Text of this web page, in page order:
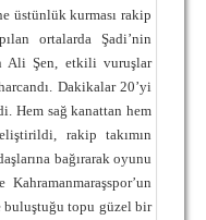
üstünlük kurması rakip
ortalarda Şadi’nin
Ali Şen, etkili vuruşlar
Dakikalar 20’yi
Hem sağ kanattan hem
rakip takımın
bağırarak oyunu
buluştuğu topu güzel bir